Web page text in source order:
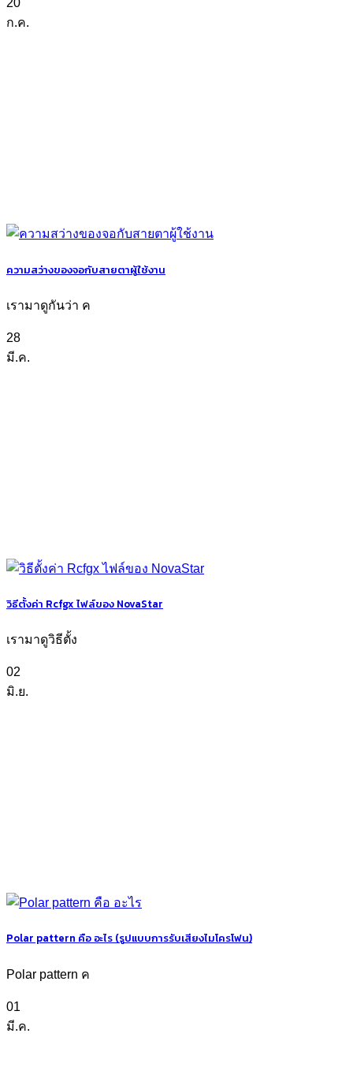
20
ก.ค.
ความสว่างของจอกับสายตาผู้ใช้งาน
เรามาดูกันว่า ค
28
มี.ค.
วิธีตั้งค่า Rcfgx ไฟล์ของ NovaStar
เรามาดูวิธีตั้ง
02
มิ.ย.
Polar pattern คือ อะไร (รูปแบบการรับเสียงไมโครโฟน)
Polar pattern ค
01
มี.ค.